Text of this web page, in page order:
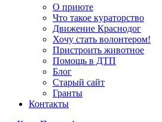
О приюте
Что такое кураторство
Движение Краснодог
Хочу стать волонтером!
Пристроить животное
Помощь в ДТП
Блог
Старый сайт
Гранты
Контакты